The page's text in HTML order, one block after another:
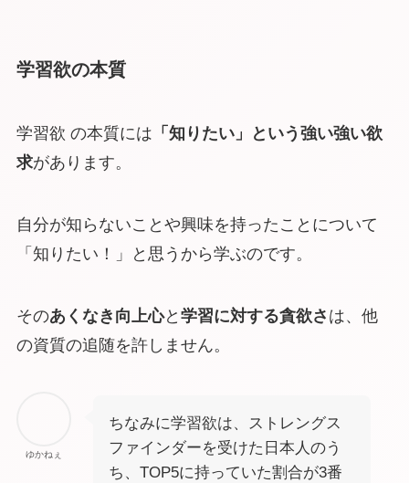
学習欲の本質
学習欲 の本質には 「知りたい」という強い強い欲
求があります。
自分が知らないことや興味を持ったことについて
「知りたい！」と思うから学ぶのです。
そのあくなき向上心と 学習に対する貪欲さ は、他
の資質の追随を許しません。
ゆかねぇ
ちなみに学習欲は、ストレングス
ファインダーを受けた日本人のう
ち、TOP5に持っていた割合が3番